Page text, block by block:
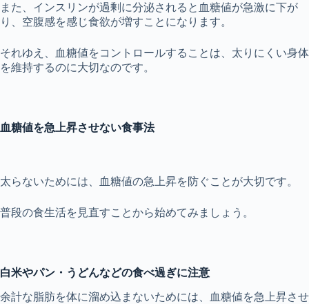
また、インスリンが過剰に分泌されると血糖値が急激に下が
り、空腹感を感じ食欲が増すことになります。
それゆえ、血糖値をコントロールすることは、太りにくい身体
を維持するのに大切なのです。
血糖値を急上昇させない食事法
太らないためには、血糖値の急上昇を防ぐことが大切です。
普段の食生活を見直すことから始めてみましょう。
白米やパン・うどんなどの食べ過ぎに注意
余計な脂肪を体に溜め込まないためには、血糖値を急上昇させ